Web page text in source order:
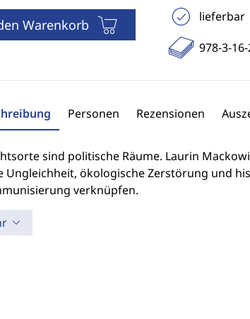
Warenkorb
lieferbar
978-3-
Personen Rezensionen
sind politische Räume. Laurin
Ungleichheit, ökologische Zerstörung und
verknüpfen.